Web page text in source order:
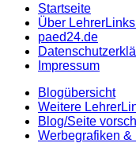
Startseite
Über
paed24.de
Impressum
Blogübersicht
Weitere
Blog/Seite
Werbegrafiken &